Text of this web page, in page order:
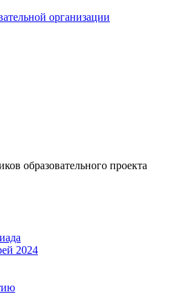
организации
образовательного проекта
2024